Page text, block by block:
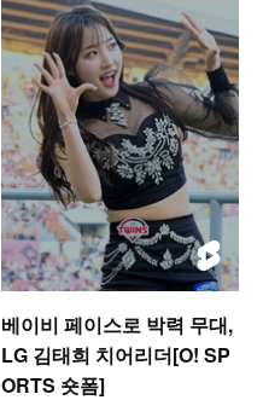
베이비 페이스로 박력 무대,
LG 김태희 치어리더[O! SP
ORTS 숏폼]